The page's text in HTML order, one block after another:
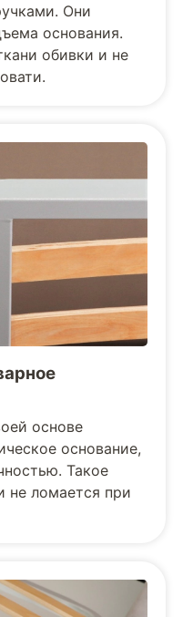
Они
основания.
обивки и не
основе
основание,
Такое
не ломается при